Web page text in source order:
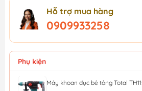
Hỗ trợ mua hàng
0909933258
Phụ kiện
Máy khoan đục bê tông Total